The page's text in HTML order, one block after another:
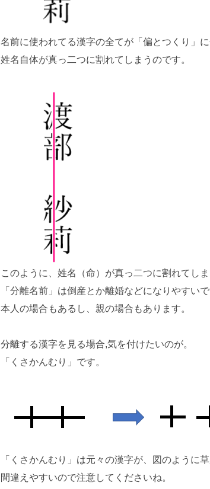
名前に使われてる漢字の全てが「偏とつくり」に
姓名自体が真っ二つに割れてしまうのです。
このように、姓名（命）が真っ二つに割れてしま
「分離名前」は倒産とか離婚などになりやすいで
本人の場合もあるし、親の場合もあります。
分離する漢字を見る場合,気を付けたいのが。
「くさかんむり」です。
「くさかんむり」は元々の漢字が、図のように
間違えやすいので注意してくださいね。